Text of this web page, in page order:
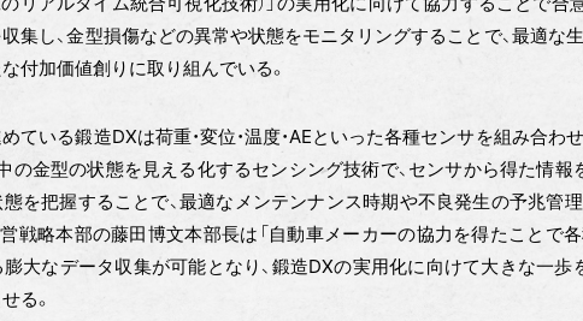
集し、金型損傷などの異常や状態をモニタリングすることで、最適な
付加価値創りに取り組んでいる。
ている鍛造DXは荷重・変位・温度・AEといった各種センサを組み合わ
の金型の状態を見える化するセンシング技術で、センサから得た情報
を把握することで、最適なメンテンナンス時期や不良発生の予兆管
戦略本部の藤田博文本部長は「自動車メーカーの協力を得たことで
大なデータ収集が可能となり、鍛造DXの実用化に向けて大きな一歩
る。